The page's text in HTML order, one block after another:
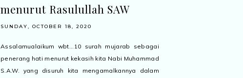
menurut Rasulullah SAW
SUNDAY, OCTOBER 18, 2020
Assalamualaikum wbt...10 surah mujarab sebagai
penerang hati menurut kekasih kita Nabi Muhammad
S.A.W. yang disuruh kita mengamalkannya dalam